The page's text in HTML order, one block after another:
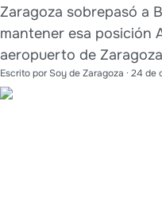
Zaragoza sobrepasó a
mantener esa posición
aeropuerto de
Escrito porSoy de Zaragoza · 24 de